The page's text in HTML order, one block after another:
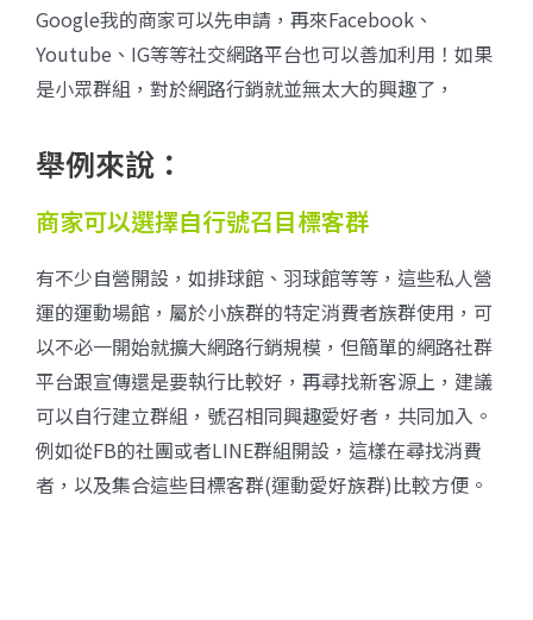
Google我的商家可以先申請，再來Facebook、
Youtube、IG等等社交網路平台也可以善加利用！如果
是小眾群組，對於網路行銷就並無太大的興趣了，
舉例來說：
商家可以選擇自行號召目標客群
有不少自營開設，如排球館、羽球館等等，這些私人營
運的運動場館，屬於小族群的特定消費者族群使用，可
以不必一開始就擴大網路行銷規模，但簡單的網路社群
平台跟宣傳還是要執行比較好，再尋找新客源上，建議
可以自行建立群組，號召相同興趣愛好者，共同加入。
例如從FB的社團或者LINE群組開設，這樣在尋找消費
者，以及集合這些目標客群(運動愛好族群)比較方便。